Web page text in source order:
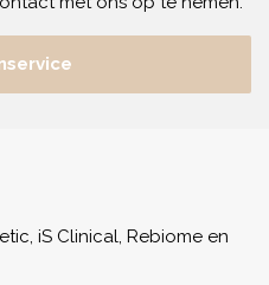
iS Clinical, Rebiome en